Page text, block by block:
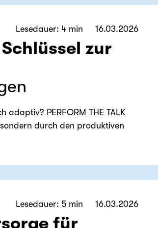
Schlüssel zur
PERFORM THE TALK
durch den produktiven
16.03.2026
Lesedauer: 4 min
für
16.03.2026
Lesedauer: 5 min